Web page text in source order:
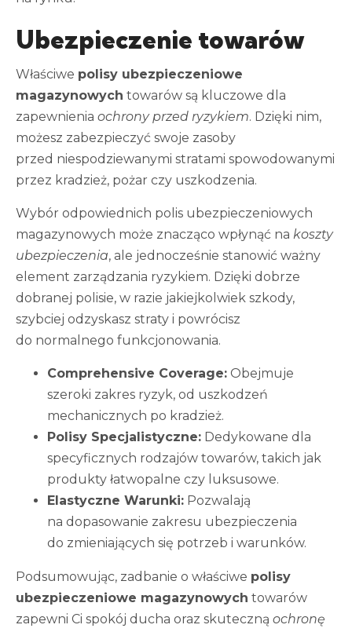
Ubezpieczenie towarów
Właściwe polisy ubezpieczeniowe
magazynowych towarów są kluczowe dla
zapewnienia ochrony przed ryzykiem. Dzięki nim,
możesz zabezpieczyć swoje zasoby
przed niespodziewanymi stratami spowodowanymi
przez kradzież, pożar czy uszkodzenia.
Wybór odpowiednich polis ubezpieczeniowych
magazynowych może znacząco wpłynąć na koszty
ubezpieczenia, ale jednocześnie stanowić ważny
element zarządzania ryzykiem. Dzięki dobrze
dobranej polisie, w razie jakiejkolwiek szkody,
szybciej odzyskasz straty i powrócisz
do normalnego funkcjonowania.
Comprehensive Coverage: Obejmuje
szeroki zakres ryzyk, od uszkodzeń
mechanicznych po kradzież.
Polisy Specjalistyczne: Dedykowane dla
specyficznych rodzajów towarów, takich jak
produkty łatwopalne czy luksusowe.
Elastyczne Warunki: Pozwalają
na dopasowanie zakresu ubezpieczenia
do zmieniających się potrzeb i warunków.
Podsumowując, zadbanie o właściwe polisy
ubezpieczeniowe magazynowych towarów
zapewni Ci spokój ducha oraz skuteczną ochronę